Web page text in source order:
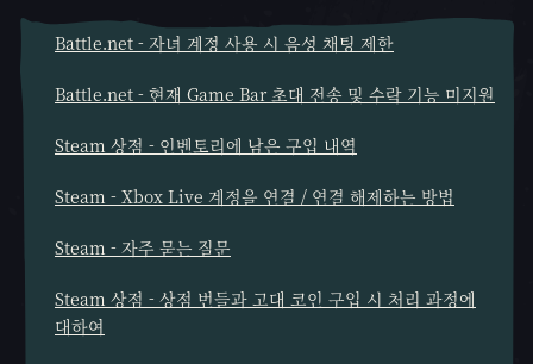
Battle.net - 자녀 계정 사용 시 음성 채팅 제한
Battle.net - 현재 Game Bar 초대 전송 및 수락 기능 미지원
Steam 상점 - 인벤토리에 남은 구입 내역
Steam - Xbox Live 계정을 연결 / 연결 해제하는 방법
Steam - 자주 묻는 질문
Steam 상점 - 상점 번들과 고대 코인 구입 시 처리 과정에
대하여